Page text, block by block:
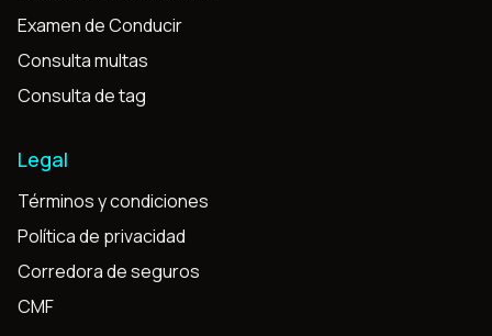
Examen de Conducir
Consulta multas
Consulta de tag
Legal
Términos y condiciones
Política de privacidad
Corredora de seguros
CMF